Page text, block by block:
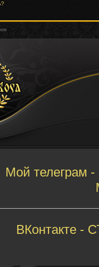
Коса
Мой
ВКонтакте